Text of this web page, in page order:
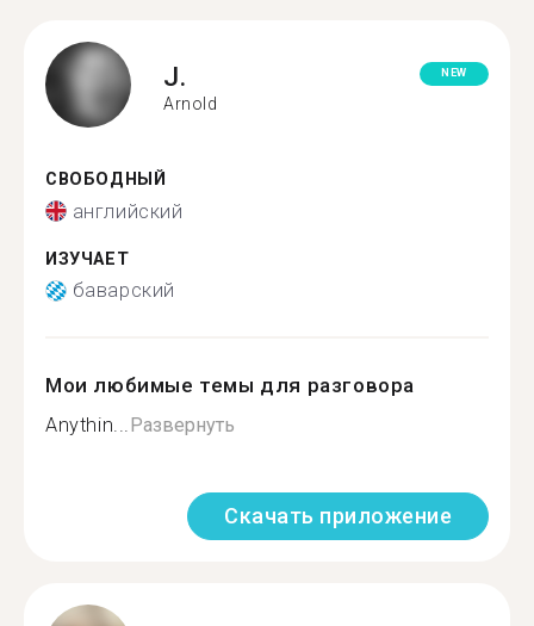
J.
Arnold
NEW
СВОБОДНЫЙ
английский
ИЗУЧАЕТ
баварский
Мои любимые темы для разговора
Anythin...Развернуть
Скачать приложение